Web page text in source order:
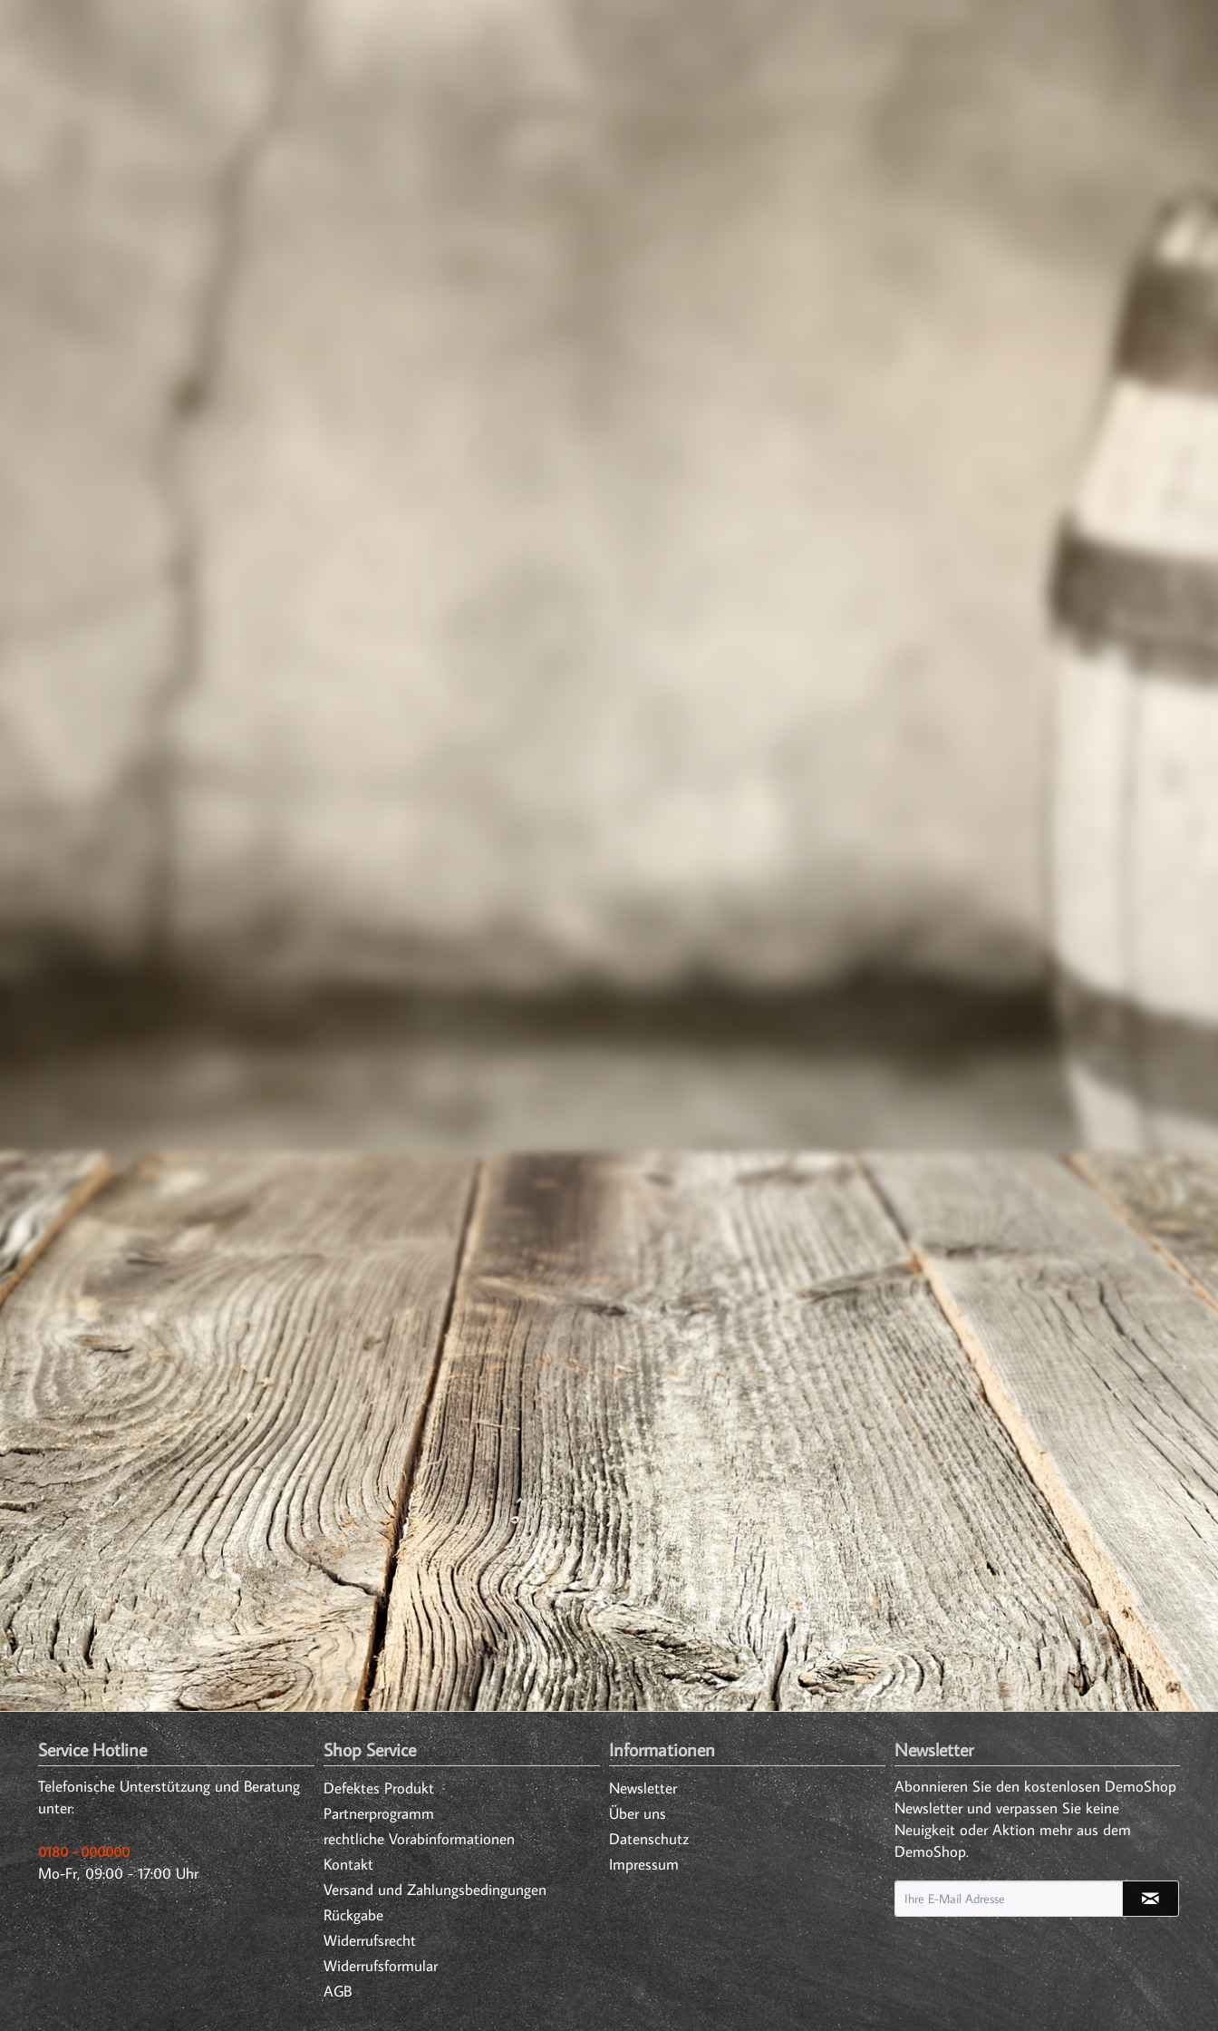
Service Hotline
Telefonische Unterstützung und Beratung
unter:
0180 - 000000
Mo-Fr, 09:00 - 17:00 Uhr
Shop Service
Defektes Produkt
Partnerprogramm
rechtliche Vorabinformationen
Kontakt
Versand und Zahlungsbedingungen
Rückgabe
Widerrufsrecht
Widerrufsformular
AGB
Informationen
Newsletter
Über uns
Datenschutz
Impressum
Newsletter
Abonnieren Sie den kostenlosen DemoShop
Newsletter und verpassen Sie keine
Neuigkeit oder Aktion mehr aus dem
DemoShop.